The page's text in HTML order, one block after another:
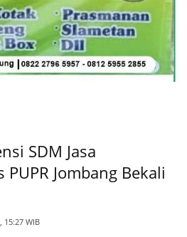
SDM Jasa
Jombang Bekali
15:27 WIB